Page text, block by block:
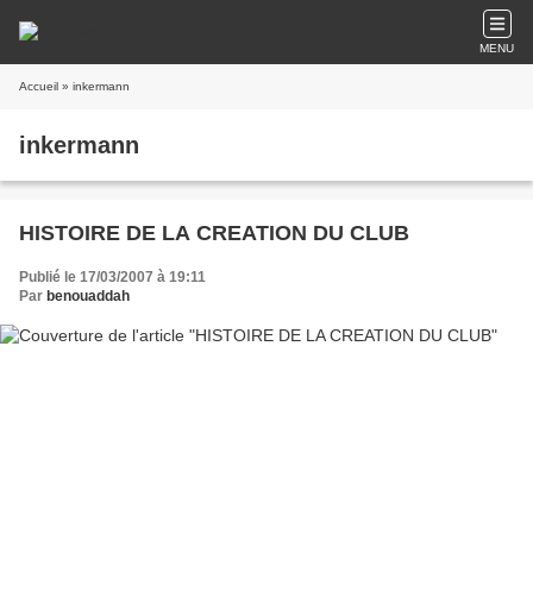
MENU
Accueil » inkermann
inkermann
HISTOIRE DE LA CREATION DU CLUB
Publié le 17/03/2007 à 19:11
Par benouaddah